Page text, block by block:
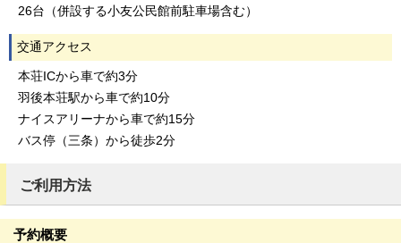
26台（併設する小友公民館前駐車場含む）
交通アクセス
本荘ICから車で約3分
羽後本荘駅から車で約10分
ナイスアリーナから車で約15分
バス停（三条）から徒歩2分
ご利用方法
予約概要